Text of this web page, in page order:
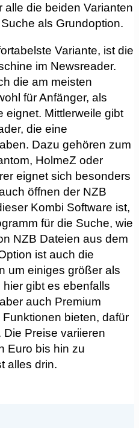
alle die beiden Varianten
als Grundoption.
im Newsreader.
die am meisten
für Anfänger, als
eignet. Mittlerweile gibt
die eine
Dazu gehören zum
HolmeZ oder
eignet sich besonders
öffnen der NZB
Kombi Software ist,
für die Suche, wie
NZB Dateien aus dem
ist auch die
um einiges größer als
gibt es ebenfalls
auch Premium
bieten, dafür
Preise variieren
Euro bis hin zu
alles drin.